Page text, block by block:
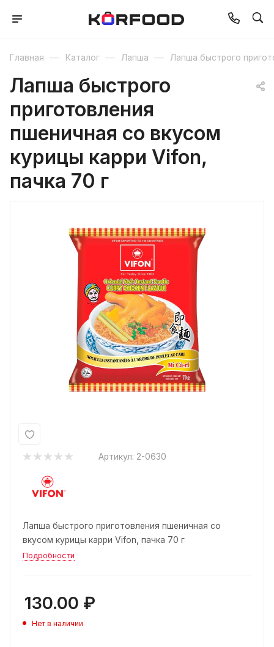
Главная — Каталог — Лапша — Лапша быстрого
Лапша быстрого
приготовления
пшеничная со вкусом
курицы карри Vifon,
пачка 70 г
Артикул: 2-0630
Лапша быстрого приготовления пшеничная со
вкусом курицы карри Vifon, пачка 70 г
Подробности
130.00 ₽
Нет в наличии